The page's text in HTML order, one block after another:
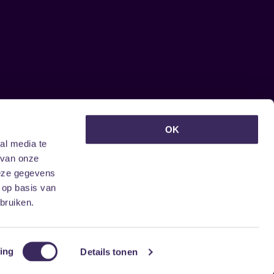
media te
onze
gegevens
basis van
Details tonen
OK
ontvangen?